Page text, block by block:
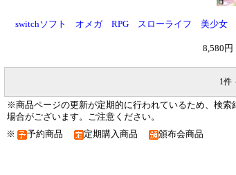
switchソフト オメガ RPG スローライフ 美少女
8,580円
1件
※商品ページの更新が定期的に行われているため、検
場合がございます。ご注意ください。
※ 予約商品 定期購入商品 頒布会商品